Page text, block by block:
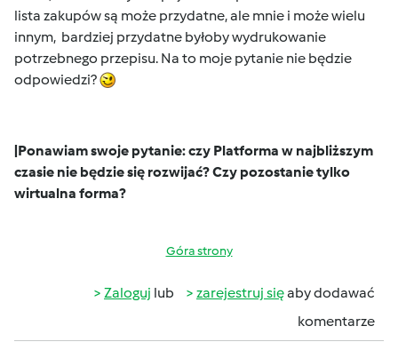
lista zakupów są może przydatne, ale mnie i może wielu
innym, bardziej przydatne byłoby wydrukowanie
potrzebnego przepisu. Na to moje pytanie nie będzie
odpowiedzi?
|Ponawiam swoje pytanie: czy Platforma w najbliższym
czasie nie będzie się rozwijać? Czy pozostanie tylko
wirtualna forma?
Góra strony
Zaloguj lub zarejestruj sięaby dodawać
komentarze